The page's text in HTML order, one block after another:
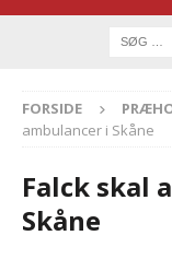
FORSIDE
ambulancer i Skåne
Falck skal
Skåne